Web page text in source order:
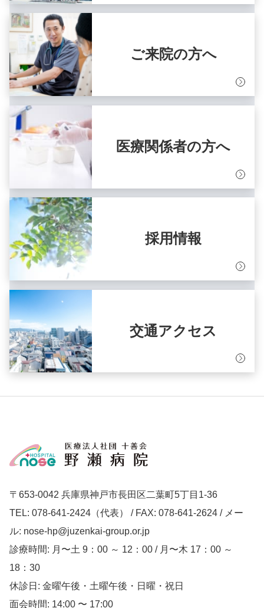
ご来院の方へ
医療関係者の方へ
採用情報
交通アクセス
〒653-0042 兵庫県神戸市長田区二葉町5丁目1-36
TEL: 078-641-2424（代表） / FAX: 078-641-2624 / メー
ル: nose-hp@juzenkai-group.or.jp
診療時間: 月〜土 9：00 ～ 12：00 / 月〜木 17：00 ～
18：30
休診日: 金曜午後・土曜午後・日曜・祝日
面会時間: 14:00 〜 17:00